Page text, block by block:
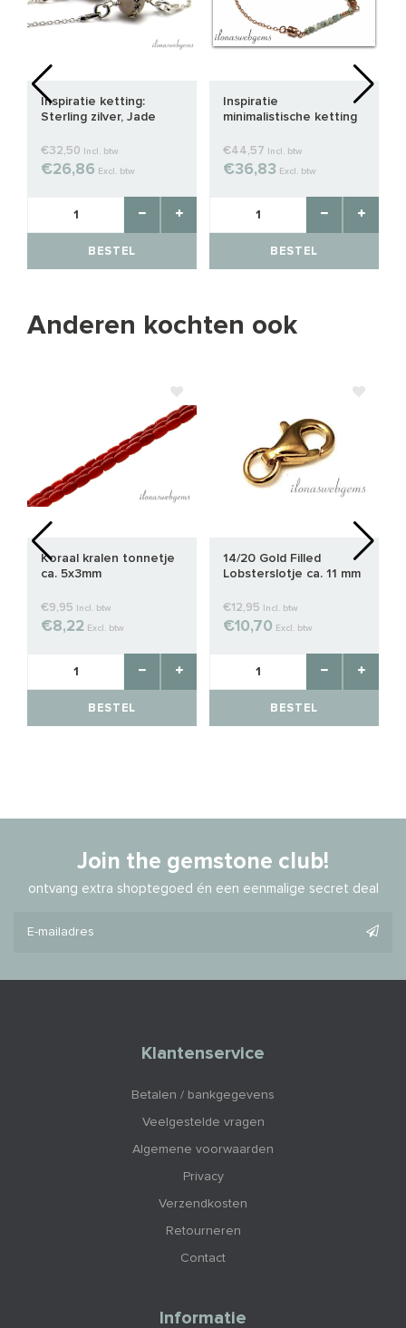
Inspiratie ketting:
Sterling zilver, Jade
€32,50 Incl. btw
€26,86 Excl. btw
BESTEL
Inspiratie
minimalistische ketting
€44,57 Incl. btw
€36,83 Excl. btw
BESTEL
Anderen kochten ook
Koraal kralen tonnetje
ca. 5x3mm
€9,95 Incl. btw
€8,22 Excl. btw
BESTEL
14/20 Gold Filled
Lobsterslotje ca. 11 mm
€12,95 Incl. btw
€10,70 Excl. btw
BESTEL
Join the gemstone club!
ontvang extra shoptegoed én een eenmalige secret deal
Klantenservice
Betalen / bankgegevens
Veelgestelde vragen
Algemene voorwaarden
Privacy
Verzendkosten
Retourneren
Contact
Informatie